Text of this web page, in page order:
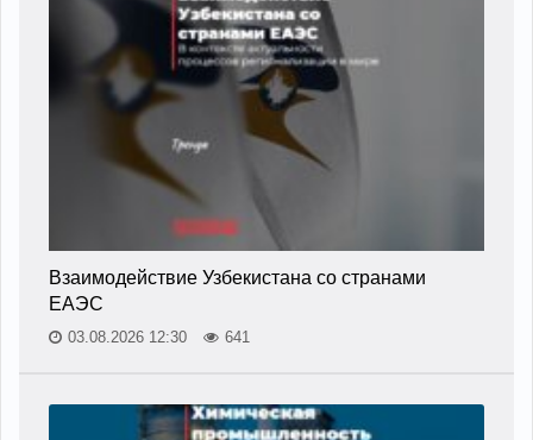
Взаимодействие Узбекистана со странами
ЕАЭС
03.08.2026 12:30 641